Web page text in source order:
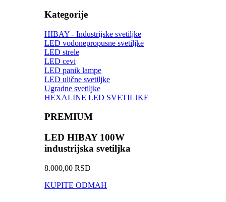
Kategorije
HIBAY - Industrijske svetiljke
LED vodonepropusne svetiljke
LED strele
LED cevi
LED panik lampe
LED ulične svetiljke
Ugradne svetiljke
HEXALINE LED SVETILJKE
PREMIUM
LED HIBAY 100W
industrijska svetiljka
8.000,00 RSD
KUPITE ODMAH